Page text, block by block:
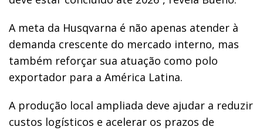
A meta da Husqvarna é não apenas atender à
demanda crescente do mercado interno, mas
também reforçar sua atuação como polo
exportador para a América Latina.
A produção local ampliada deve ajudar a reduzir
custos logísticos e acelerar os prazos de